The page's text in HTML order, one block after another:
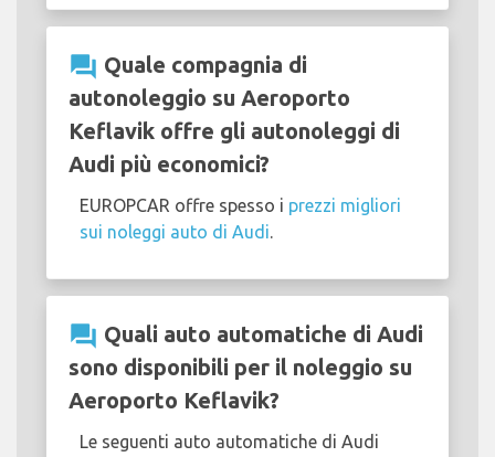
question_answer Quale compagnia di
autonoleggio su Aeroporto
Keflavik offre gli autonoleggi di
Audi più economici?
EUROPCAR offre spesso i prezzi migliori
sui noleggi auto di Audi.
question_answer Quali auto automatiche di Audi
sono disponibili per il noleggio su
Aeroporto Keflavik?
Le seguenti auto automatiche di Audi